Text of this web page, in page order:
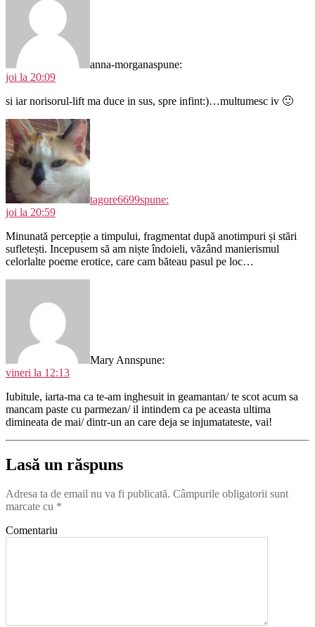
anna-morganaspune:
joi la 20:09
si iar norisorul-lift ma duce in sus, spre infint:)…multumesc iv 🙂
tagore6699spune:
joi la 20:59
Minunată percepție a timpului, fragmentat după anotimpuri și stări
sufletești. Incepusem să am niște îndoieli, văzând manierismul
celorlalte poeme erotice, care cam băteau pasul pe loc…
Mary Annspune:
vineri la 12:13
Iubitule, iarta-ma ca te-am inghesuit in geamantan/ te scot acum sa
mancam paste cu parmezan/ il intindem ca pe aceasta ultima
dimineata de mai/ dintr-un an care deja se injumatateste, vai!
Lasă un răspuns
Adresa ta de email nu va fi publicată. Câmpurile obligatorii sunt
marcate cu *
Comentariu